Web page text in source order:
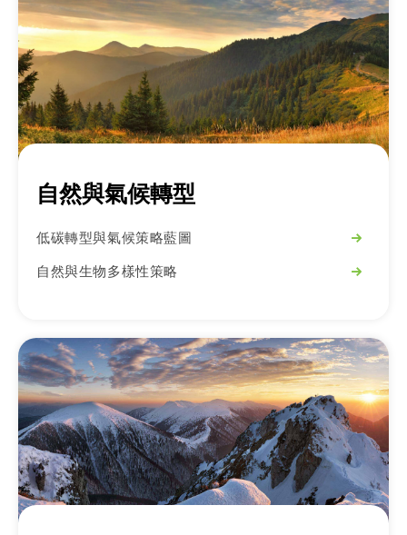
自然與氣候轉型
低碳轉型與氣候策略藍圖
自然與生物多樣性策略